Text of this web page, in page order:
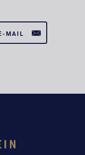
MAIL